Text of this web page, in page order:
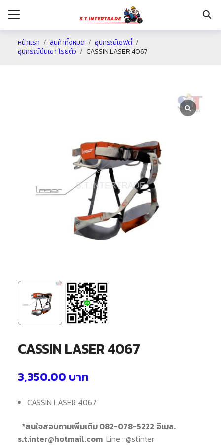
หน้าแรก สินค้าทั้งหมด
อุปกรณ์เซฟตี้
อุปกรณ์ปีนเขา โรยตัว
CASSIN LASER 4067
CASSIN LASER 4067
3,350.00 บาท
CASSIN LASER 4067
*สนใจสอบถามเพิ่มเติม 082-078-5222 อีเมล.
s.t.inter@hotmail.com Line : @stinter